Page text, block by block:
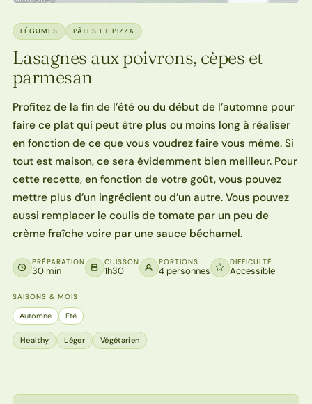
LÉGUMES PÂTES ET PIZZA
Lasagnes aux poivrons, cèpes et
parmesan
Profitez de la fin de l’été ou du début de l’automne pour
faire ce plat qui peut être plus ou moins long à réaliser
en fonction de ce que vous voudrez faire vous même. Si
tout est maison, ce sera évidemment bien meilleur. Pour
cette recette, en fonction de votre goût, vous pouvez
mettre plus d’un ingrédient ou d’un autre. Vous pouvez
aussi remplacer le coulis de tomate par un peu de
crème fraîche voire par une sauce béchamel.
PRÉPARATION
30 min
CUISSON
1h30
PORTIONS
4 personnes
DIFFICULTÉ
Accessible
SAISONS & MOIS
Automne Eté
Healthy Léger Végétarien